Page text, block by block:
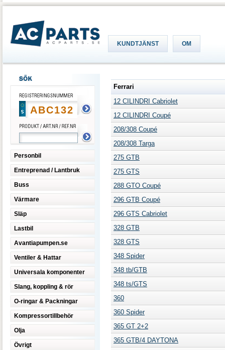
KUNDTJÄNST OM
Personbil
Entreprenad / Lantbruk
Buss
Värmare
Släp
Lastbil
Avantiapumpen.se
Ventiler & Hattar
Universala komponenter
Slang, koppling & rör
O-ringar & Packningar
Kompressortillbehör
Olja
Övrigt
Ferrari
12 CILINDRI Cabriolet
12 CILINDRI Coupé
208/308 Coupé
208/308 Targa
275 GTB
275 GTS
288 GTO Coupé
296 GTB Coupé
296 GTS Cabriolet
328 GTB
328 GTS
348 Spider
348 tb/GTB
348 ts/GTS
360
360 Spider
365 GT 2+2
365 GTB/4 DAYTONA